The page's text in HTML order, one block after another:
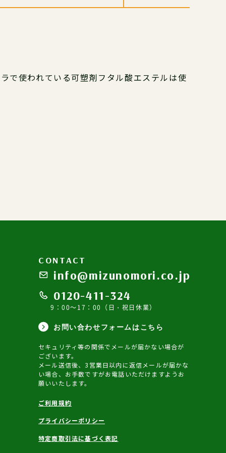
で使われている可塑剤フタル酸エステルは使
CONTACT
info@mizunomori.co.jp
0120-411-324
9：00～17：00（日・祝日休業）
お問い合わせフォームはこちら
セキュリティ等の関係でメールが届かない場合が
ございます。
メール送信後、3営業日以内に返信メールが届かな
い場合、お手数ですがお電話いただけますようお
願いいたします。
ご利用規約
プライバシーポリシー
特定商取引法に基づく表記